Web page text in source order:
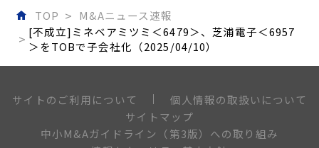
TOP
M&Aニュース速報
[不成立]ミネベアミツミ＜6479＞、芝浦電子＜6957
＞をTOBで子会社化（2025/04/10）
サイトのご利用について
個人情報の取扱いについて
サイトマップ
中小M&Aガイドライン（第3版）への取り組み